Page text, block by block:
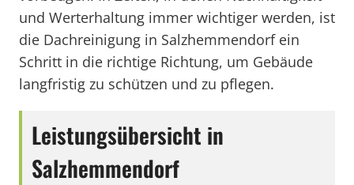
und Werterhaltung immer wichtiger werden, ist
die Dachreinigung in Salzhemmendorf ein
Schritt in die richtige Richtung, um Gebäude
langfristig zu schützen und zu pflegen.
Leistungsübersicht in
Salzhemmendorf